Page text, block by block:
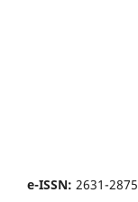
e-ISSN: 2631-2875